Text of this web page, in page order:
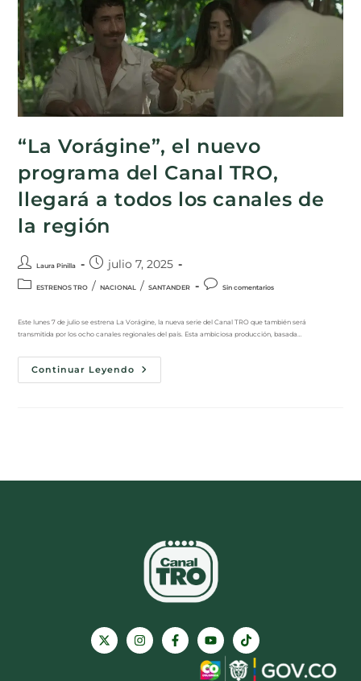
“La Vorágine”, el nuevo
programa del Canal TRO,
llegará a todos los canales de
la región
Laura Pinilla julio 7, 2025
ESTRENOS TRO / NACIONAL / SANTANDER Sin comentarios
Este lunes 7 de julio se estrena La Vorágine, la nueva serie del Canal TRO que también será
transmitida por los ocho canales regionales del país. Esta ambiciosa producción, basada…
Continuar Leyendo